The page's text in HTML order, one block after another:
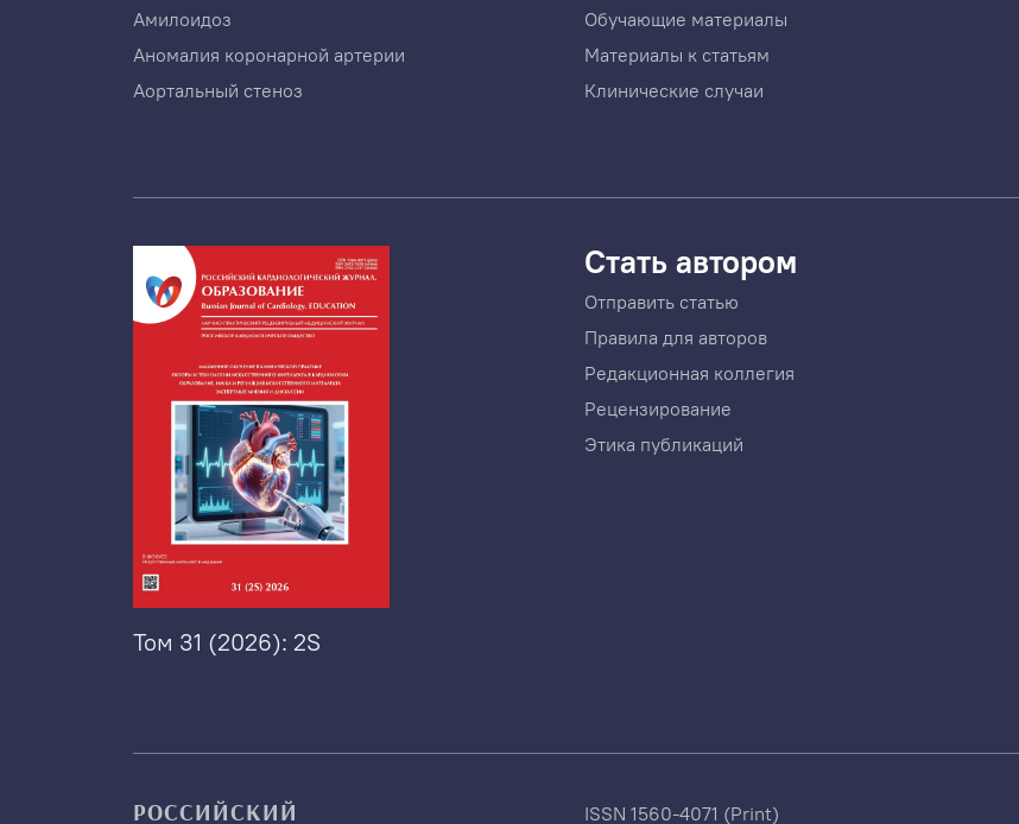
Амилоидоз
Аномалия коронарной артерии
Аортальный стеноз
Обучающие материалы
Материалы к статьям
Клинические случаи
Том 31 (2026): 2S
Стать автором
Отправить статью
Правила для авторов
Редакционная коллегия
Рецензирование
Этика публикаций
РОССИЙСКИЙ ISSN 1560-4071 (Print)